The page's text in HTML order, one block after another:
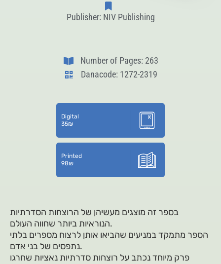
Publisher: NIV Publishing
Number of Pages: 263
Danacode: 1272-2319
Digital
35₪
Printed
98₪
בספר זה מוצגים מעשיהן של הרוצחות הסדרתיות
הנוראיות ביותר שחווה העולם.
הספר מתמקד במניעים שהביאו אותן לרצוח מספרים בלתי
נתפסים של בני אדם.
פרק מיוחד נכתב על רוצחות סדרתיות נאציות שחרגו